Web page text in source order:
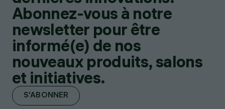
Abonnez-vous à notre
newsletter pour être
informé(e) de nos
nouveaux produits, salons
et initiatives.
S'ABONNER